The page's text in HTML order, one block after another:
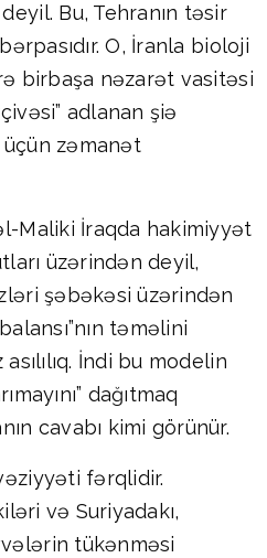
Bu, Tehranın təsir
O, İranla bioloji
birbaşa nəzarət vasitəsi
adlanan şiə
zəmanət
Maliki İraqda hakimiyyət
üzərindən deyil,
şəbəkəsi üzərindən
təməlini
İndi bu modelin
dağıtmaq
cavabı kimi görünür.
fərqlidir.
və Suriyadakı,
tükənməsi